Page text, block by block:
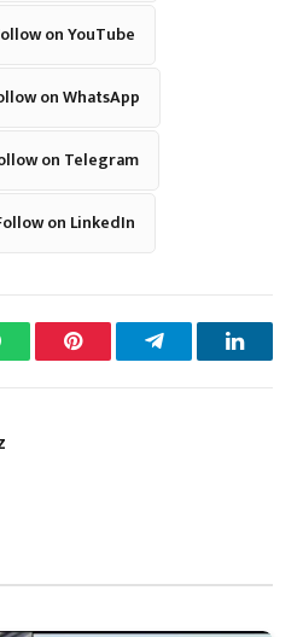
on YouTube
on WhatsApp
on Telegram
on LinkedIn
Pinterest Telegram